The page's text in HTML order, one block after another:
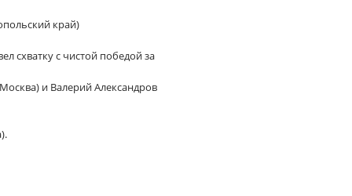
край)
схватку с чистой победой за
и Валерий Александров